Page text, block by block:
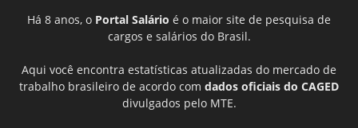
Há 8 anos, o Portal Salário é o maior site de pesquisa de
cargos e salários do Brasil.
Aqui você encontra estatísticas atualizadas do mercado de
trabalho brasileiro de acordo com dados oficiais do CAGED
divulgados pelo MTE.